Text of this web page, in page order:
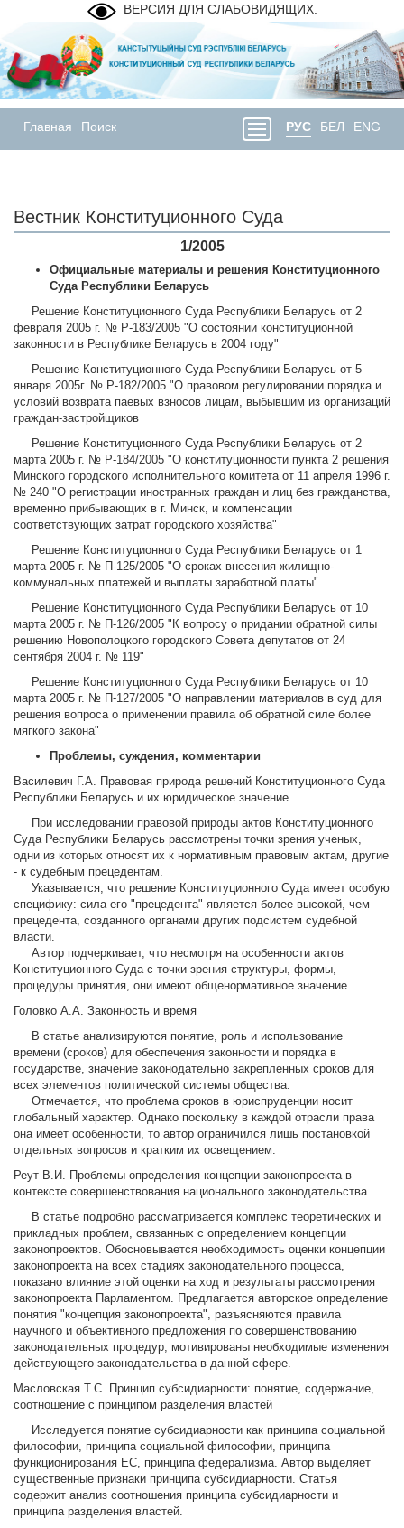
ВЕРСИЯ ДЛЯ СЛАБОВИДЯЩИХ.
Главная Поиск РУС БЕЛ ENG
Вестник Конституционного Суда
1/2005
Официальные материалы и решения Конституционного
Суда Республики Беларусь
Решение Конституционного Суда Республики Беларусь от 2
февраля 2005 г. № Р-183/2005 "О состоянии конституционной
законности в Республике Беларусь в 2004 году"
Решение Конституционного Суда Республики Беларусь от 5
января 2005г. № Р-182/2005 "О правовом регулировании порядка и
условий возврата паевых взносов лицам, выбывшим из организаций
граждан-застройщиков
Решение Конституционного Суда Республики Беларусь от 2
марта 2005 г. № Р-184/2005 "О конституционности пункта 2 решения
Минского городского исполнительного комитета от 11 апреля 1996 г.
№ 240 "О регистрации иностранных граждан и лиц без гражданства,
временно прибывающих в г. Минск, и компенсации
соответствующих затрат городского хозяйства"
Решение Конституционного Суда Республики Беларусь от 1
марта 2005 г. № П-125/2005 "О сроках внесения жилищно-
коммунальных платежей и выплаты заработной платы"
Решение Конституционного Суда Республики Беларусь от 10
марта 2005 г. № П-126/2005 "К вопросу о придании обратной силы
решению Новополоцкого городского Совета депутатов от 24
сентября 2004 г. № 119"
Решение Конституционного Суда Республики Беларусь от 10
марта 2005 г. № П-127/2005 "О направлении материалов в суд для
решения вопроса о применении правила об обратной силе более
мягкого закона"
Проблемы, суждения, комментарии
Василевич Г.А. Правовая природа решений Конституционного Суда
Республики Беларусь и их юридическое значение
При исследовании правовой природы актов Конституционного
Суда Республики Беларусь рассмотрены точки зрения ученых,
одни из которых относят их к нормативным правовым актам, другие
- к судебным прецедентам.
Указывается, что решение Конституционного Суда имеет особую
специфику: сила его "прецедента" является более высокой, чем
прецедента, созданного органами других подсистем судебной
власти.
Автор подчеркивает, что несмотря на особенности актов
Конституционного Суда с точки зрения структуры, формы,
процедуры принятия, они имеют общенормативное значение.
Головко А.А. Законность и время
В статье анализируются понятие, роль и использование
времени (сроков) для обеспечения законности и порядка в
государстве, значение законодательно закрепленных сроков для
всех элементов политической системы общества.
Отмечается, что проблема сроков в юриспруденции носит
глобальный характер. Однако поскольку в каждой отрасли права
она имеет особенности, то автор ограничился лишь постановкой
отдельных вопросов и кратким их освещением.
Реут В.И. Проблемы определения концепции законопроекта в
контексте совершенствования национального законодательства
В статье подробно рассматривается комплекс теоретических и
прикладных проблем, связанных с определением концепции
законопроектов. Обосновывается необходимость оценки концепции
законопроекта на всех стадиях законодательного процесса,
показано влияние этой оценки на ход и результаты рассмотрения
законопроекта Парламентом. Предлагается авторское определение
понятия "концепция законопроекта", разъясняются правила
научного и объективного предложения по совершенствованию
законодательных процедур, мотивированы необходимые изменения
действующего законодательства в данной сфере.
Масловская Т.С. Принцип субсидиарности: понятие, содержание,
соотношение с принципом разделения властей
Исследуется понятие субсидиарности как принципа социальной
философии, принципа социальной философии, принципа
функционирования ЕС, принципа федерализма. Автор выделяет
существенные признаки принципа субсидиарности. Статья
содержит анализ соотношения принципа субсидиарности и
принципа разделения властей.